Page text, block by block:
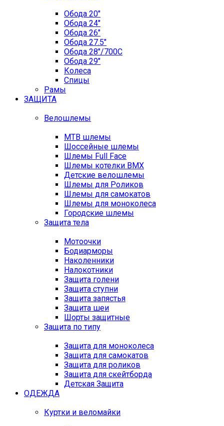
Обода 20"
Обода 24"
Обода 26"
Обода 27.5"
Обода 28"/700C
Обода 29"
Колеса
Спицы
Рамы
ЗАЩИТА
Велошлемы
MTB шлемы
Шоссейные шлемы
Шлемы Full Face
Шлемы котелки BMX
Детские велошлемы
Шлемы для Роликов
Шлемы для самокатов
Шлемы для моноколеса
Городские шлемы
Защита тела
Мотоочки
Бодиарморы
Наколенники
Налокотники
Защита голени
Защита ступни
Защита запястья
Защита шеи
Шорты защитные
Защита по типу
Защита для моноколеса
Защита для самокатов
Защита для роликов
Защита для скейтборда
Детская Защита
ОДЕЖДА
Куртки и веломайки